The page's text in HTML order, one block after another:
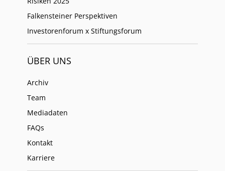
Falkensteiner Perspektiven
Investorenforum x Stiftungsforum
ÜBER UNS
Archiv
Team
Mediadaten
FAQs
Kontakt
Karriere